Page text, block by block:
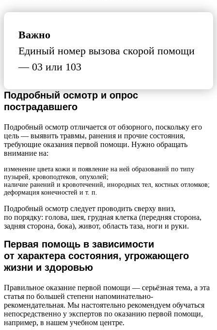
Важно
Единый номер вызова скорой помощи
— 03 или 103
Подробный осмотр и опрос
пострадавшего
Подробный осмотр отличается от обзорного, поскольку его
цель — выявить травмы, ранения и прочие состояния,
требующие оказания первой помощи. Нужно обращать
внимание на:
изменение цвета кожи и появление на ней образований по типу
пузырей, кровоподтеков, опухолей;
наличие ранений и кровотечений, инородных тел, костных отломков;
деформация конечностей и т. п.
Подробный осмотр следует проводить сверху вниз,
по порядку: голова, шея, грудная клетка (передняя сторона,
задняя сторона, бока), живот, область таза, ноги и руки.
Первая помощь в зависимости
от характера состояния, угрожающего
жизни и здоровью
Правильное оказание первой помощи — серьёзная тема, а эта
статья по большей степени напоминательно-
рекомендательная. Мы настоятельно рекомендуем обучаться
непосредственно у экспертов по оказанию первой помощи,
например, в нашем учебном центре.